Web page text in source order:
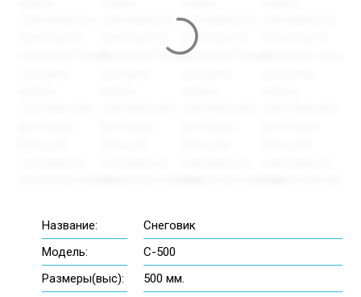
Название:
Снеговик
Модель:
С-500
Размеры(выс):
500 мм.